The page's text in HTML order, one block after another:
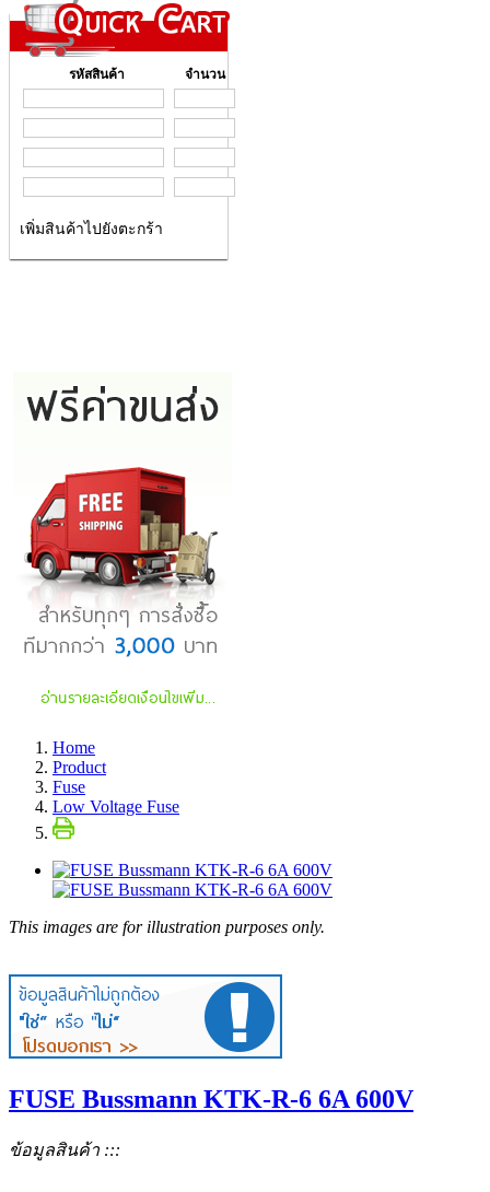
รหัสสินค้า จำนวน
เพิ่มสินค้าไปยังตะกร้า
Home
Product
Fuse
Low Voltage Fuse
This images are for illustration purposes only.
FUSE Bussmann KTK-R-6 6A 600V
ข้อมูลสินค้า :::